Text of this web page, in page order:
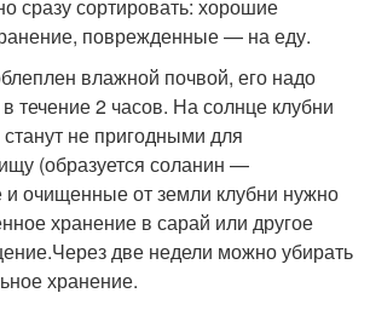
сразу сортировать: хорошие
поврежденные — на еду.
влажной почвой, его надо
течение 2 часов. На солнце клубни
станут не пригодными для
(образуется соланин —
очищенные от земли клубни нужно
хранение в сарай или другое
Через две недели можно убирать
хранение.